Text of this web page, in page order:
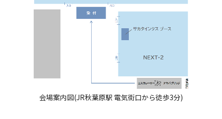
会場案内図(JR秋葉原駅 電気街口から徒歩3分)